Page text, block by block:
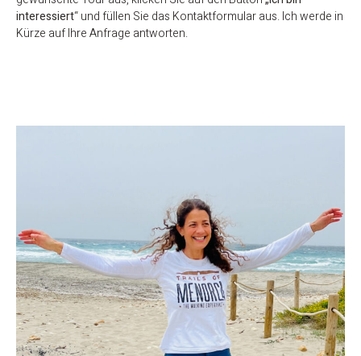
interessiert“ und füllen Sie das Kontaktformular aus. Ich werde in
Kürze auf Ihre Anfrage antworten.